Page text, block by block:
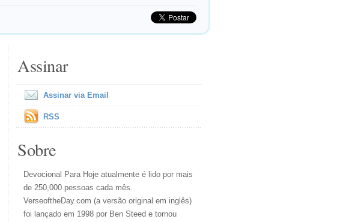
Assinar
Assinar via Email
RSS
Sobre
Devocional Para Hoje atualmente é lido por mais
de 250,000 pessoas cada mês.
VerseoftheDay.com (a versão original em inglês)
foi lançado em 1998 por Ben Steed e tornou